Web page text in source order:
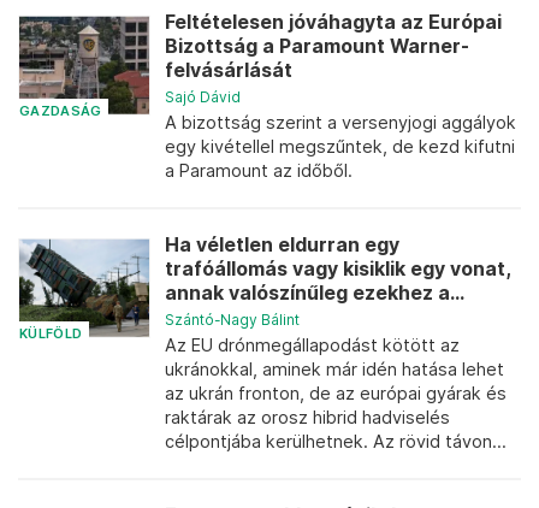
GAZDASÁG
Feltételesen jóváhagyta az Európai
Bizottság a Paramount Warner-
felvásárlását
Sajó Dávid
A bizottság szerint a versenyjogi aggályok
egy kivétellel megszűntek, de kezd kifutni
a Paramount az időből.
KÜLFÖLD
Ha véletlen eldurran egy
trafóállomás vagy kisiklik egy vonat,
annak valószínűleg ezekhez a...
Szántó-Nagy Bálint
Az EU drónmegállapodást kötött az
ukránokkal, aminek már idén hatása lehet
az ukrán fronton, de az európai gyárak és
raktárak az orosz hibrid hadviselés
célpontjába kerülhetnek. Az rövid távon...